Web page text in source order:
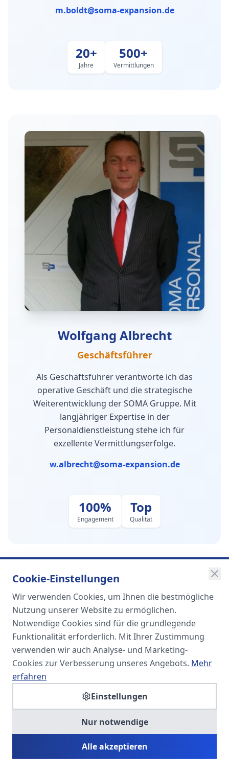
m.boldt@soma-expansion.de
20+
Jahre
500+
Vermittlungen
Wolfgang Albrecht
Geschäftsführer
Als Geschäftsführer verantworte ich das
operative Geschäft und die strategische
Weiterentwicklung der SOMA Gruppe. Mit
langjähriger Expertise in der
Personaldienstleistung stehe ich für
exzellente Vermittlungserfolge.
w.albrecht@soma-expansion.de
100%
Engagement
Top
Qualität
SOMA
Unternehmensgruppe
Spezialisiert auf Fach- und
Führungskräfte in der
SOMA HR KONSULT UG
Personalberatung & Executive Search
Cookie-Einstellungen
Wir verwenden Cookies, um Ihnen die bestmögliche
Nutzung unserer Website zu ermöglichen.
Notwendige Cookies sind für die grundlegende
Funktionalität erforderlich. Mit Ihrer Zustimmung
verwenden wir auch Analyse- und Marketing-
Cookies zur Verbesserung unseres Angebots. Mehr
erfahren
Einstellungen
Nur notwendige
Alle akzeptieren